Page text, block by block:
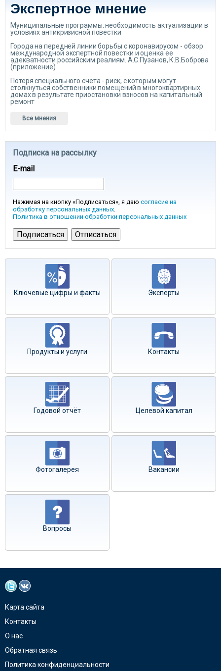
Экспертное мнение
Муниципальные программы: необходимость актуализации в
условиях антикризисной повестки
Города на передней линии борьбы с коронавирусом - обзор
международной экспертной повестки и оценка ее
адекватности российским реалиям. А.С.Пузанов, К.В.Боброва
(приложение)
Потеря специального счета - риск, с которым могут
столкнуться собственники помещений в многоквартирных
домах в результате приостановки взносов на капитальный
ремонт
Все мнения
Подписка на рассылку
E-mail
Нажимая на кнопку «Подписаться», я даю согласие на
обработку персональных данных.
Политика в отношении обработки персональных данных
Ключевые цифры и факты Эксперты
Продукты и услуги Контакты
Годовой отчёт Целевой капитал
Фотогалерея Вакансии
Вопросы
Карта сайта
Контакты
О нас
Обратная связь
Политика конфиденциальности